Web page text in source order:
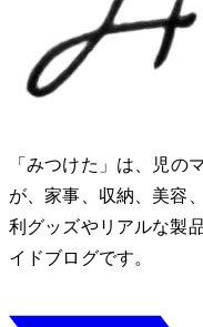
「みつけた」は、2児の
が、家事、収納、美容
利グッズやリアルな製
イドブログです。